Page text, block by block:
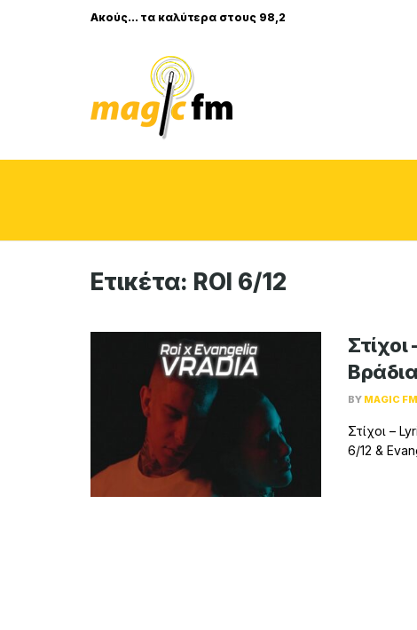
Ακούς... τα καλύτερα στους 98,2
Ετικέτα: ROI 6/12
Βράδια
BY MAGIC FM
Στίχοι –
6/12 &